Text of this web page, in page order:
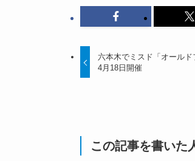
六本木でミスド「オール
4月18日開催
この記事を書いた